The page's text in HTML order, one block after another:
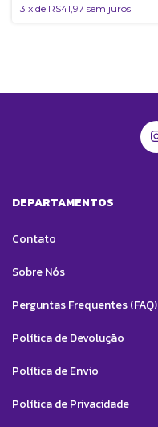
3 x de R$41,97 sem juros
DEPARTAMENTOS
Contato
Sobre Nós
Perguntas Frequentes (FAQ)
Política de Devolução
Política de Envio
Política de Privacidade